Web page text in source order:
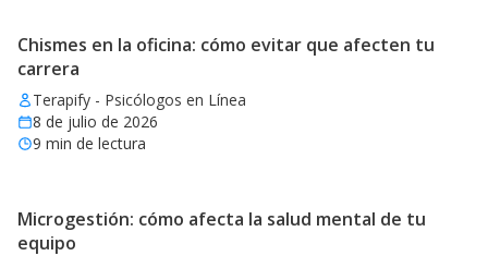
Chismes en la oficina: cómo evitar que afecten tu
carrera
Terapify - Psicólogos en Línea
8 de julio de 2026
9 min de lectura
Microgestión: cómo afecta la salud mental de tu
equipo